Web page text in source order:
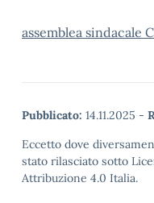
assemblea sindacale
Pubblicato: 14.11.2025 -
Eccetto dove
stato rilasciato sotto
Attribuzione 4.0 Italia.